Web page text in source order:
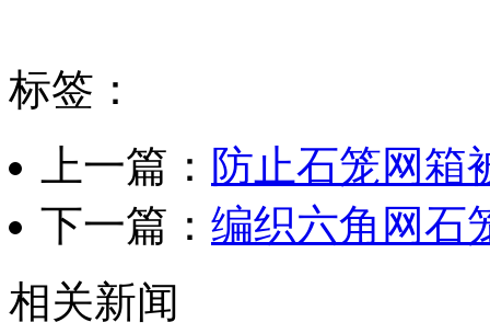
标签：
上一篇： 防止石笼网箱
下一篇： 编织六角网石
相关新闻